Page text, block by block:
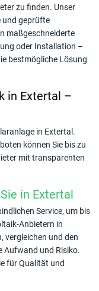
zu finden. Unser
und geprüfte
maßgeschneiderte
oder Installation –
bestmögliche Lösung
in Extertal –
in Extertal.
können Sie bis zu
mit transparenten
in Extertal
Service, um bis
Anbietern in
vergleichen und den
Aufwand und Risiko.
für Qualität und